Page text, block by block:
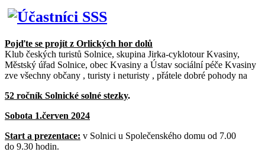
Pojďte se projít z Orlických hor dolů
Klub českých turistů Solnice, skupina Jirka-cyklotour Kvasiny,
Městský úřad Solnice, obec Kvasiny a Ústav sociální péče Kvasiny
zve všechny občany , turisty i neturisty , přátele dobré pohody na
52 ročník Solnické solné stezky.
Sobota 1.červen 2024
Start a prezentace: v Solnici u Společenského domu od 7.00
do 9.30 hodin.